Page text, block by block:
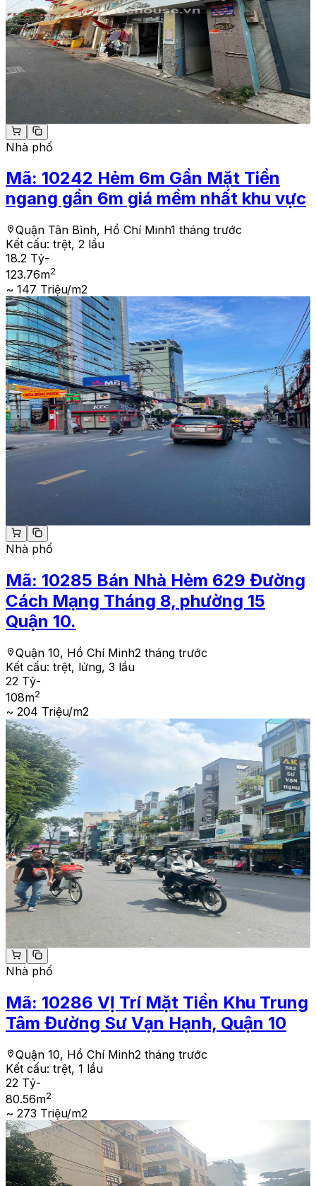
Nhà phố
Mã: 10242 Hẻm 6m Gần Mặt Tiền
ngang gần 6m giá mềm nhất khu vực
Quận Tân Bình, Hồ Chí Minh1 tháng trước
Kết cấu: trệt, 2 lầu
18.2 Tỷ-
123.76m2
~ 147 Triệu/m2
Nhà phố
Mã: 10285 Bán Nhà Hẻm 629 Đường
Cách Mạng Tháng 8, phường 15
Quận 10.
Quận 10, Hồ Chí Minh2 tháng trước
Kết cấu: trệt, lửng, 3 lầu
22 Tỷ-
108m2
~ 204 Triệu/m2
Nhà phố
Mã: 10286 VỊ Trí Mặt Tiền Khu Trung
Tâm Đường Sư Vạn Hạnh, Quận 10
Quận 10, Hồ Chí Minh2 tháng trước
Kết cấu: trệt, 1 lầu
22 Tỷ-
80.56m2
~ 273 Triệu/m2